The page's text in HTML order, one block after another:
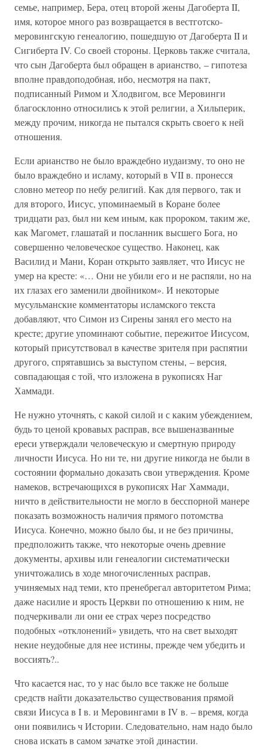
семье, например, Бера, отец второй жены Дагоберта II,
имя, которое много раз возвращается в вестготско-
меровингскую генеалогию, пошедшую от Дагоберта II и
Сигиберта IV. Со своей стороны. Церковь также считала,
что сын Дагоберта был обращен в арианство, – гипотеза
вполне правдоподобная, ибо, несмотря на пакт,
подписанный Римом и Хлодвигом, все Меровинги
благосклонно относились к этой религии, а Хильперик,
между прочим, никогда не пытался скрыть своего к ней
отношения.
Если арианство не было враждебно иудаизму, то оно не
было враждебно и исламу, который в VII в. пронесся
словно метеор по небу религий. Как для первого, так и
для второго, Иисус, упоминаемый в Коране более
тридцати раз, был ни кем иным, как пророком, таким же,
как Магомет, глашатай и посланник высшего Бога, но
совершенно человеческое существо. Наконец, как
Василид и Мани, Коран открыто заявляет, что Иисус не
умер на кресте: «… Они не убили его и не распяли, но на
их глазах его заменили двойником». И некоторые
мусульманские комментаторы исламского текста
добавляют, что Симон из Сирены занял его место на
кресте; другие упоминают событие, пережитое Иисусом,
который присутствовал в качестве зрителя при распятии
другого, спрятавшись за выступом стены, – версия,
совпадающая с той, что изложена в рукописях Наг
Хаммади.
Не нужно уточнять, с какой силой и с каким убеждением,
будь то ценой кровавых расправ, все вышеназванные
ереси утверждали человеческую и смертную природу
личности Иисуса. Но ни те, ни другие никогда не были в
состоянии формально доказать свои утверждения. Кроме
намеков, встречающихся в рукописях Наг Хаммади,
ничто в действительности не могло в бесспорной манере
показать возможность наличия прямого потомства
Иисуса. Конечно, можно было бы, и не без причины,
предположить также, что некоторые очень древние
документы, архивы или генеалогии систематически
уничтожались в ходе многочисленных расправ,
учиняемых над теми, кто пренебрегал авторитетом Рима;
даже насилие и ярость Церкви по отношению к ним, не
подчеркивали ли они ее страх через посредство
подобных «отклонений» увидеть, что на свет выходят
некие неудобные для нее истины, прежде чем убедить и
воссиять?..
Что касается нас, то у нас было все также не больше
средств найти доказательство существования прямой
связи Иисуса в I в. и Меровингами в IV в. – время, когда
они появились ч Истории. Следовательно, нам надо было
снова искать в самом зачатке этой династии.